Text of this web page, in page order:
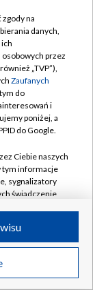
likwidacji
na
danych,
przez
„TVP”),
Zaufanych
do
i
poniżej, a
do Google.
Ciebie naszych
tym informacje
sygnalizatory
świadczenie
Ciebie
identyfikatory